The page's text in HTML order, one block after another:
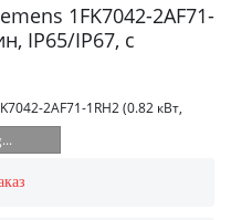
1FK7042-2AF71-
IP65/IP67, с